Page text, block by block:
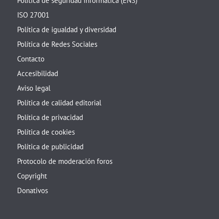
ISO 27001
Política de igualdad y diversidad
Política de Redes Sociales
Contacto
Accesibilidad
Aviso legal
Política de calidad editorial
Política de privacidad
Política de cookies
Política de publicidad
Protocolo de moderación foros
Copyright
Donativos